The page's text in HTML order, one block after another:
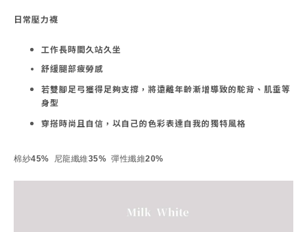
日常壓力襪
工作長時間久站久坐
舒緩腿部疲勞感
若雙腳足弓獲得足夠支撐，將遠離年齡漸增導致的駝背、肌垂等
身型
穿搭時尚且自信，以自己的色彩表達自我的獨特風格
棉紗45% 尼龍纖維35% 彈性纖維20%